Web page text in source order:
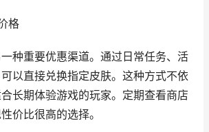
格
种重要优惠渠道。通过日常任务、活
以直接兑换指定皮肤。这种方式不依
长期体验游戏的玩家。定期查看商店
价比很高的选择。